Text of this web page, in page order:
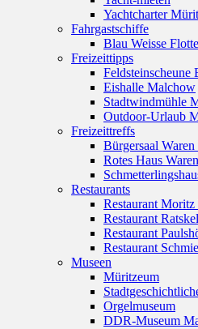
Yachtcharter
Fahrgastschiffe
Blau Weisse Flotte
Freizeittipps
Feldsteinscheune
Eishalle Malchow
Stadtwindmühle
Outdoor-Urlaub
Freizeittreffs
Bürgersaal
Rotes Haus
Restaurants
Restaurant
Restaurant
Restaurant
Restaurant
Museen
Müritzeum
Orgelmuseum
DDR-Museum